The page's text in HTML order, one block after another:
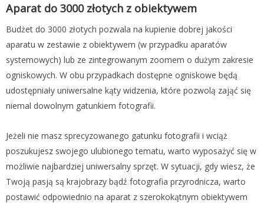
Aparat do 3000 złotych z obiektywem
Budżet do 3000 złotych pozwala na kupienie dobrej jakości
aparatu w zestawie z obiektywem (w przypadku aparatów
systemowych) lub ze zintegrowanym zoomem o dużym zakresie
ogniskowych. W obu przypadkach dostępne ogniskowe będą
udostępniały uniwersalne kąty widzenia, które pozwolą zająć się
niemal dowolnym gatunkiem fotografii.
Jeżeli nie masz sprecyzowanego gatunku fotografii i wciąż
poszukujesz swojego ulubionego tematu, warto wyposażyć się w
możliwie najbardziej uniwersalny sprzęt. W sytuacji, gdy wiesz, że
Twoją pasją są krajobrazy bądź fotografia przyrodnicza, warto
postawić odpowiednio na aparat z szerokokątnym obiektywem